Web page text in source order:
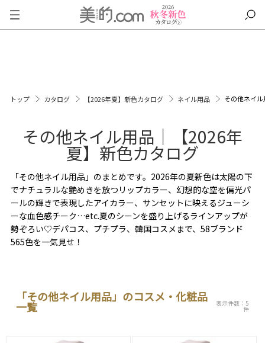
トップ カタログ 【2026年夏】新色カタログ ネイル用品 その他ネイル
その他ネイル用品｜【2026年
夏】新色カタログ
「その他ネイル用品」のまとめです。2026年の夏新色は太陽の下
でナチュラルな艶めきを放つリップカラー、幻想的な空を偏光パ
ールの輝きで表現したアイカラー、サンセットに映えるジューシ
ーな血色感チーク…etc.夏のシーンを盛り上げるラインアップが
勢ぞろい♡デパコス、プチプラ、韓国コスメまで、58ブランド
565色を一気見せ！
「その他ネイル用品」のコスメ・化粧品
一覧 表示件数：5
件